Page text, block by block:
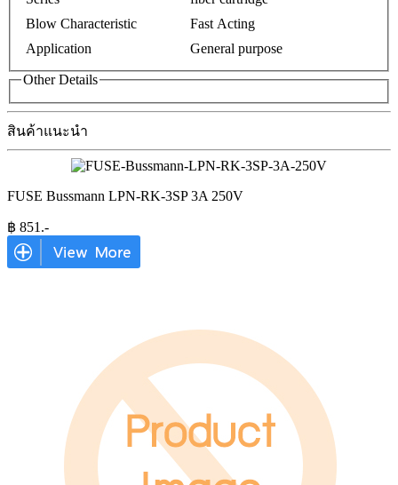
Blow Characteristic
Fast Acting
Application
General purpose
Other Details
สินค้าแนะนำ
FUSE Bussmann LPN-RK-3SP 3A 250V
฿ 851 .-